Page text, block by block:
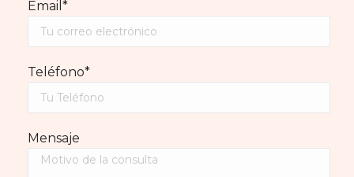
Email*
Teléfono*
Mensaje